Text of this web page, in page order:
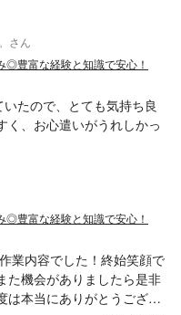
さん
◎豊富な経験と知識で安心！
たので、とても気持ち良
く、お心遣いがうれしかっ
◎豊富な経験と知識で安心！
業内容でした！終始笑顔で
た機会がありましたら是非
は本当にありがとうござい